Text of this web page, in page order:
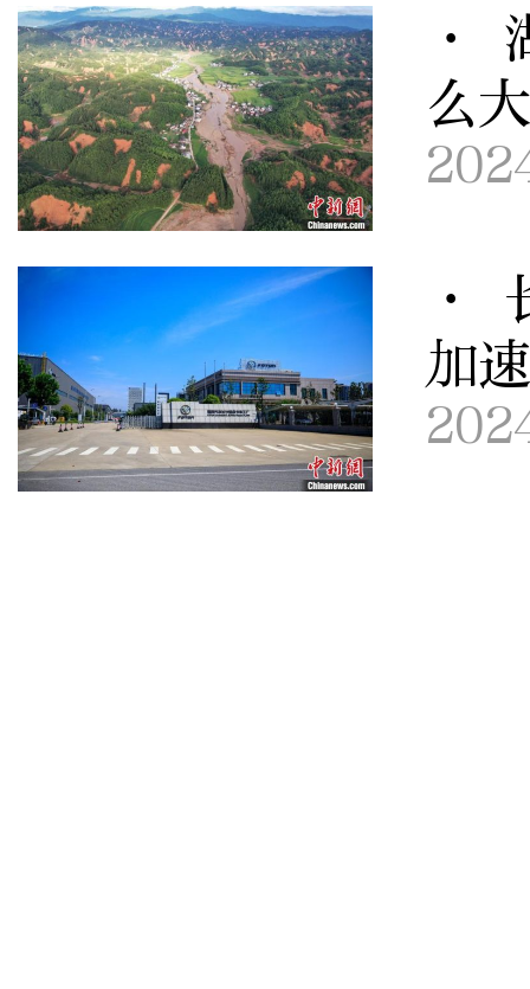
·
么
·
加